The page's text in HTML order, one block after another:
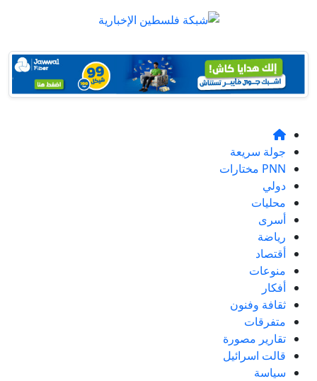
جولة سريعة
PNN مختارات
دولي
محليات
أسرى
رياضة
أقتصاد
منوعات
أفكار
ثقافة وفنون
متفرقات
تقارير مصورة
قالت اسرائيل
سياسة